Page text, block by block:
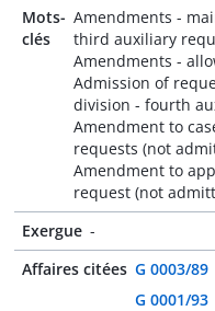
Mots-
clés
Amendments -
third auxiliary
Amendments -
Admission of
division - fourth
Amendment to
requests (not
Amendment to
request (not
Exergue -
Affaires citées G 0003/89
G 0001/93